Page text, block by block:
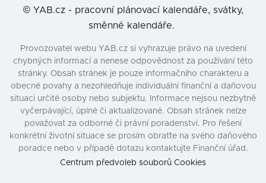
© YAB.cz - pracovní plánovací kalendáře, svátky,
směnné kalendáře.
Provozovatel webu YAB.cz si vyhrazuje právo na uvedení
chybných informací a nenese odpovědnost za používání této
stránky. Obsah stránek je pouze informačního charakteru a
obecné povahy a nezohledňuje individuální finanční a daňovou
situaci určité osoby nebo subjektu. Informace nejsou nezbytně
vyčerpávající, úplné či aktualizované. Obsah stránek nelze
považovat za odborné či právní poradenství. Pro řešení
konkrétní životní situace se prosím obraťte na svého daňového
poradce nebo v případě dotazu kontaktujte Finanční úřad.
Centrum předvoleb souborů Cookies